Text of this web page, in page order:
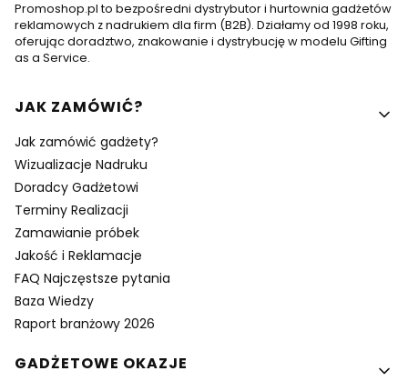
Promoshop.pl to bezpośredni dystrybutor i hurtownia gadżetów
reklamowych z nadrukiem dla firm (B2B). Działamy od 1998 roku,
oferując doradztwo, znakowanie i dystrybucję w modelu Gifting
as a Service.
Linki w stopce
JAK ZAMÓWIĆ?
Jak zamówić gadżety?
Wizualizacje Nadruku
Doradcy Gadżetowi
Terminy Realizacji
Zamawianie próbek
Jakość i Reklamacje
FAQ Najczęstsze pytania
Baza Wiedzy
Raport branżowy 2026
GADŻETOWE OKAZJE